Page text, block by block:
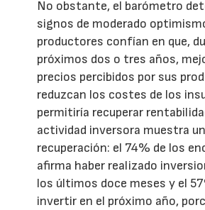
No obstante, el barómetro
signos de moderado
productores confían en que,
próximos dos o tres años,
precios percibidos por sus
reduzcan los costes de los
permitiría recuperar
actividad inversora muestra
recuperación: el 74% de los
afirma haber realizado
los últimos doce meses y el
invertir en el próximo año,